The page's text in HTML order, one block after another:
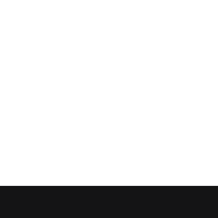
Personnalisez vos préférences pour